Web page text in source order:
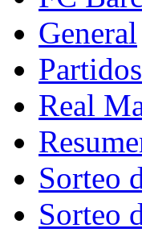
General
Real
Sorteo
Sorteo